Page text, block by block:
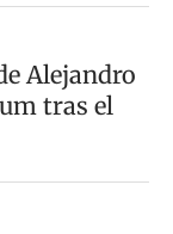
Alejandro
tras el